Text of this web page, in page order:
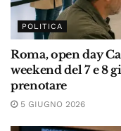
POLITICA
Roma, open day
weekend del 7 e 8
prenotare
5 GIUGNO 2026